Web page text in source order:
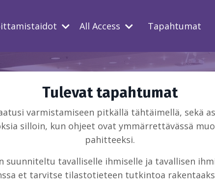
All Access Tapahtumat
Tulevat tapahtumat
varmistamiseen pitkällä tähtäimellä, sekä
silloin, kun ohjeet ovat ymmärrettävässä
pahitteeksi.
suunniteltu tavalliselle ihmiselle ja tavallisen
et tarvitse tilastotieteen tutkintoa